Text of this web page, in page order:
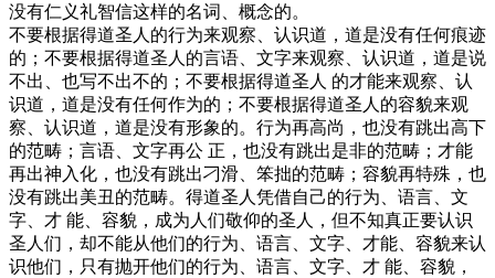
没有仁义礼智信这样的名词、概念的。
不要根据得道圣人的行为来观察、认识道，道是没有任何痕迹
的；不要根据得道圣人的言语、文字来观察、认识道，道是说
不出、也写不出不的；不要根据得道圣人 的才能来观察、认
识道，道是没有任何作为的；不要根据得道圣人的容貌来观
察、认识道，道是没有形象的。行为再高尚，也没有跳出高下
的范畴；言语、文字再公 正，也没有跳出是非的范畴；才能
再出神入化，也没有跳出刁滑、笨拙的范畴；容貌再特殊，也
没有跳出美丑的范畴。得道圣人凭借自己的行为、语言、文
字、才 能、容貌，成为人们敬仰的圣人，但不知真正要认识
圣人们，却不能从他们的行为、语言、文字、才能、容貌来认
识他们，只有抛开他们的行为、语言、文字、才 能、容貌，